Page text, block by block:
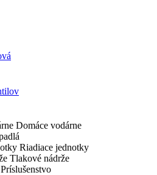
Domáce vodárne
Riadiace jednotky
Tlakové nádrže
Príslušenstvo